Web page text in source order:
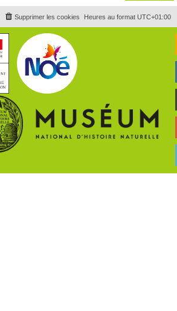
h
e
Heures au format UTC+01:00
Supprimer les cookies